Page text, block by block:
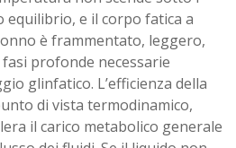
equilibrio, e il corpo fatica a
è frammentato, leggero,
profonde necessarie
glinfatico. L’efficienza della
di vista termodinamico,
il carico metabolico generale